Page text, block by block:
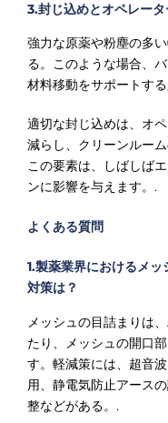
3.封じ込めとオペレー
強力な原薬や粉塵の多
る。このような場合、
材料移動をサポートす
適切な封じ込めは、オ
減らし、クリーンルー
この要素は、しばしば
ンに影響を与えます。.
よくある質問
1.製薬業界におけるメ
対策は？
メッシュの目詰まりは
たり、メッシュの開口
す。軽減策には、超音
用、静電気防止アース
整などがある。.